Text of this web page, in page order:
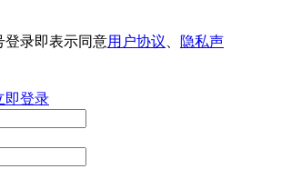
登录即表示同意用户协议
隐私声
即登录